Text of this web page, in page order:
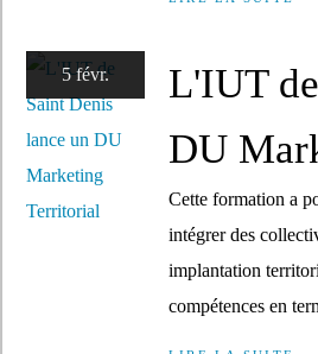
5 févr.
L'IUT
DU
Cette formation a
intégrer des
implantation
compétences en